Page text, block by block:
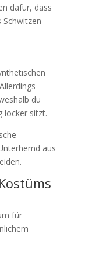
dafür, dass
Schwitzen
du
locker sitzt.
aus
für